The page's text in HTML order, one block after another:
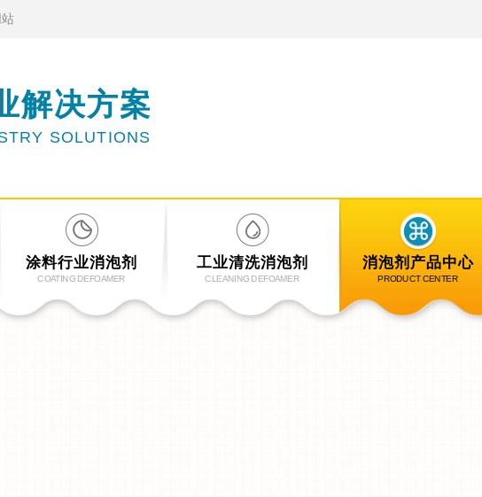
解决方案
SOLUTIONS
涂料行业消泡剂
COATING DEFOAMER
工业清洗消泡剂
CLEANING DEFOAMER
消泡剂产品中心
PRODUCT CENTER